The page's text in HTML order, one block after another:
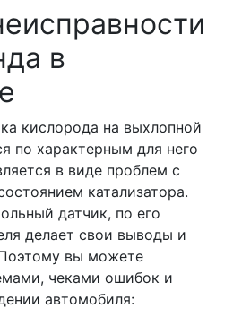
в
кислорода на выхлопной
по характерным для него
в виде проблем с
катализатора.
датчик, по его
делает свои выводы и
вы можете
чеками ошибок и
автомобиля: